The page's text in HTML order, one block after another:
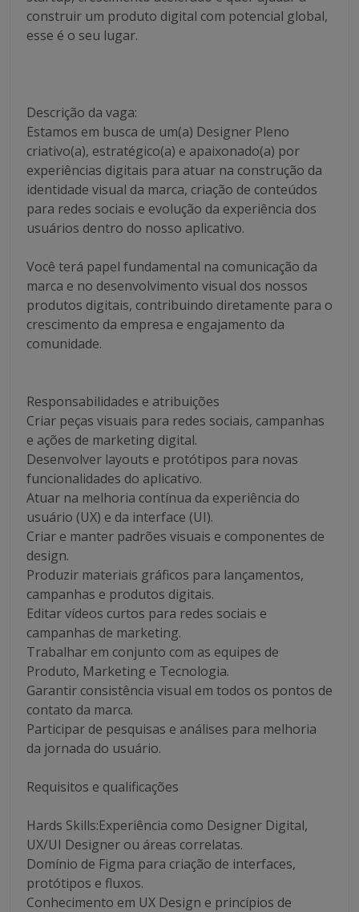
construir um produto digital com potencial global,
esse é o seu lugar.
Descrição da vaga:
Estamos em busca de um(a) Designer Pleno
criativo(a), estratégico(a) e apaixonado(a) por
experiências digitais para atuar na construção da
identidade visual da marca, criação de conteúdos
para redes sociais e evolução da experiência dos
usuários dentro do nosso aplicativo.
Você terá papel fundamental na comunicação da
marca e no desenvolvimento visual dos nossos
produtos digitais, contribuindo diretamente para o
crescimento da empresa e engajamento da
comunidade.
Responsabilidades e atribuições
Criar peças visuais para redes sociais, campanhas
e ações de marketing digital.
Desenvolver layouts e protótipos para novas
funcionalidades do aplicativo.
Atuar na melhoria contínua da experiência do
usuário (UX) e da interface (UI).
Criar e manter padrões visuais e componentes de
design.
Produzir materiais gráficos para lançamentos,
campanhas e produtos digitais.
Editar vídeos curtos para redes sociais e
campanhas de marketing.
Trabalhar em conjunto com as equipes de
Produto, Marketing e Tecnologia.
Garantir consistência visual em todos os pontos de
contato da marca.
Participar de pesquisas e análises para melhoria
da jornada do usuário.
Requisitos e qualificações
Hards Skills:Experiência como Designer Digital,
UX/UI Designer ou áreas correlatas.
Domínio de Figma para criação de interfaces,
protótipos e fluxos.
Conhecimento em UX Design e princípios de